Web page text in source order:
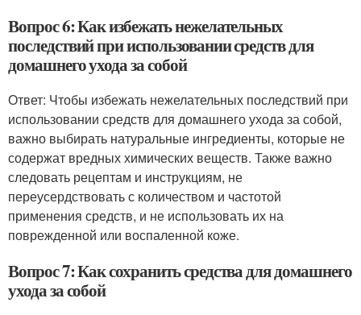
Вопрос 6: Как избежать нежелательных
последствий при использовании средств для
домашнего ухода за собой
Ответ: Чтобы избежать нежелательных последствий при
использовании средств для домашнего ухода за собой,
важно выбирать натуральные ингредиенты, которые не
содержат вредных химических веществ. Также важно
следовать рецептам и инструкциям, не
переусердствовать с количеством и частотой
применения средств, и не использовать их на
поврежденной или воспаленной коже.
Вопрос 7: Как сохранить средства для домашнего
ухода за собой